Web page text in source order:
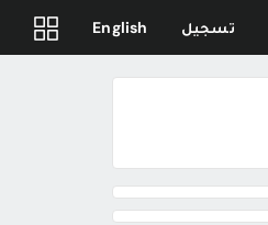
تسجيل English